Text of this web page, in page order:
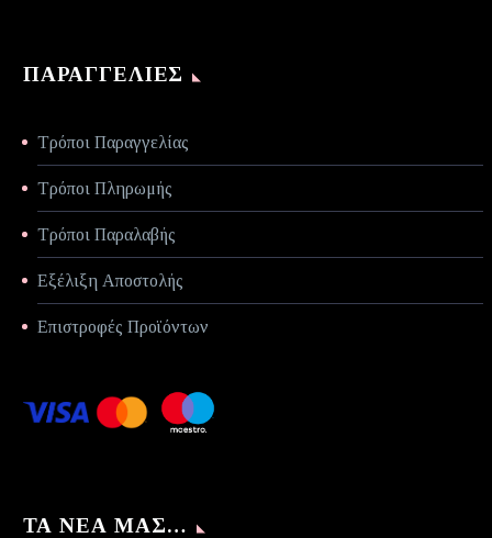
ΠΑΡΑΓΓΕΛΊΕΣ
Τρόποι Παραγγελίας
Τρόποι Πληρωμής
Τρόποι Παραλαβής
Εξέλιξη Αποστολής
Επιστροφές Προϊόντων
ΤΑ ΝΈΑ ΜΑΣ…